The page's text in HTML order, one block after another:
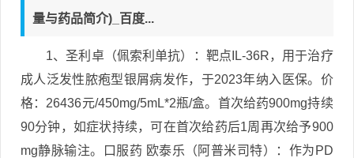
量与药品简介)_百度...
1、圣利卓（佩索利单抗）：靶点IL-36R，用于治疗
成人泛发性脓疱型银屑病发作，于2023年纳入医保。价
格：26436元/450mg/5mL*2瓶/盒。首次给药900mg持续
90分钟，如症状持续，可在首次给药后1周再次给予900
mg静脉输注。口服药 欧泰乐（阿普米司特）：作为PD